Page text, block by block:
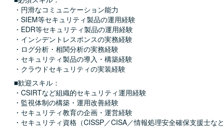
・円滑なコミュニケーション能力
・SIEM等セキュリティ製品の運用経験
・EDR等セキュリティ製品の運用経験
・インシデントレスポンスの実務経験
・ログ分析・相関分析の実務経験
・セキュリティ製品の導入・構築経験
・クラウドセキュリティの実装経験
■歓迎スキル：
・CSIRTなど組織的セキュリティ運用経験
・監視体制の構築・運用改善経験
・セキュリティ教育の企画・運営経験
・セキュリティ資格（CISSP／CISA／情報処理安全確保支援士な